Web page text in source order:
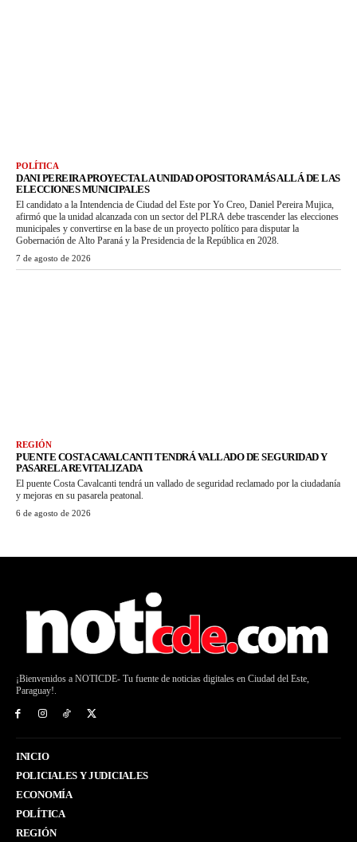
POLÍTICA
DANI PEREIRA PROYECTA LA UNIDAD OPOSITORA MÁS ALLÁ DE LAS
ELECCIONES MUNICIPALES
El candidato a la Intendencia de Ciudad del Este por Yo Creo, Daniel Pereira Mujica,
afirmó que la unidad alcanzada con un sector del PLRA debe trascender las elecciones
municipales y convertirse en la base de un proyecto político para disputar la
Gobernación de Alto Paraná y la Presidencia de la República en 2028.
7 de agosto de 2026
REGIÓN
PUENTE COSTA CAVALCANTI TENDRÁ VALLADO DE SEGURIDAD Y
PASARELA REVITALIZADA
El puente Costa Cavalcanti tendrá un vallado de seguridad reclamado por la ciudadanía
y mejoras en su pasarela peatonal.
6 de agosto de 2026
¡Bienvenidos a NOTICDE- Tu fuente de noticias digitales en Ciudad del Este,
Paraguay!.
INICIO
POLICIALES Y JUDICIALES
ECONOMÍA
POLÍTICA
REGIÓN